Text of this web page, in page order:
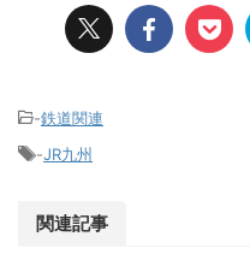
-鉄道関連
-JR九州
関連記事